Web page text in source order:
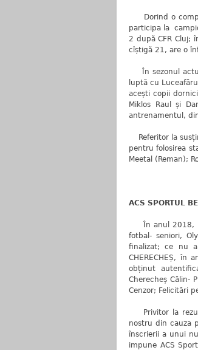
Dorind o
participa la
2 după CFR Cluj;
cîștigă 21, are o
În sezonul
luptă cu
acești copii
Miklos Raul și
antrenamentul,
Referitor la
pentru folosirea
Meetal (Reman);
ACS SPORTUL
În anul 2018,
fotbal- seniori,
finalizat; ce nu
CHERECHEȘ, în
obținut
Cherecheș Călin-
Cenzor; Felicitări
Privitor la
nostru din cauza
înscrierii a unui
impune ACS